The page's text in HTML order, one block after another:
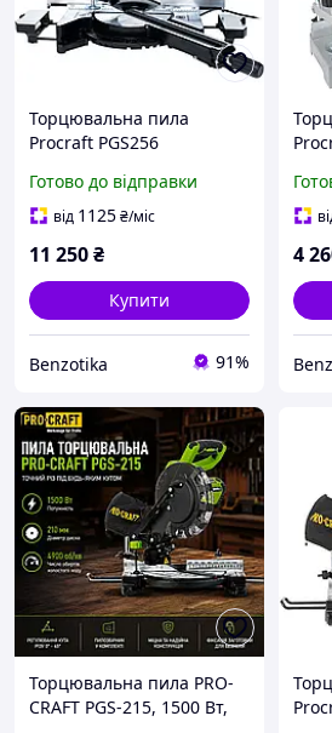
Торцювальна пила
Procraft PGS256
Готово до відправки
від 1125₴/міс
11 250₴
Купити
Benzotika 91%
4
Торцювальна пила PRO-
CRAFT PGS-215, 1500 Вт,